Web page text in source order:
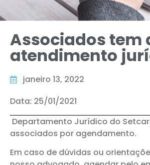
Associados tem
atendimento
janeiro 13, 2022
Data: 25/01/2021
Departamento Jurídico do
associados por agendamento.
Em caso de dúvidas ou